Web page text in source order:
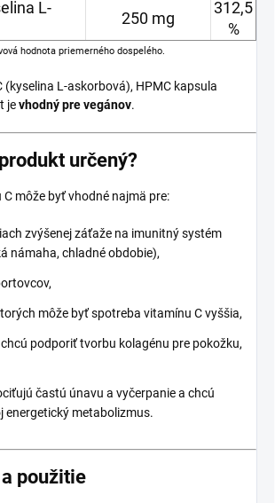
L-
250 mg
312,5
%
hodnota priemerného dospelého.
(kyselina L-askorbová), HPMC kapsula
jevhodný pre vegánov.
určený?
môže byť vhodné najmä pre:
zvýšenej záťaže na imunitný systém
námaha, chladné obdobie),
môže byť spotreba vitamínu C vyššia,
podporiť tvorbu kolagénu pre pokožku,
častú únavu a vyčerpanie a chcú
energetický metabolizmus.
použitie